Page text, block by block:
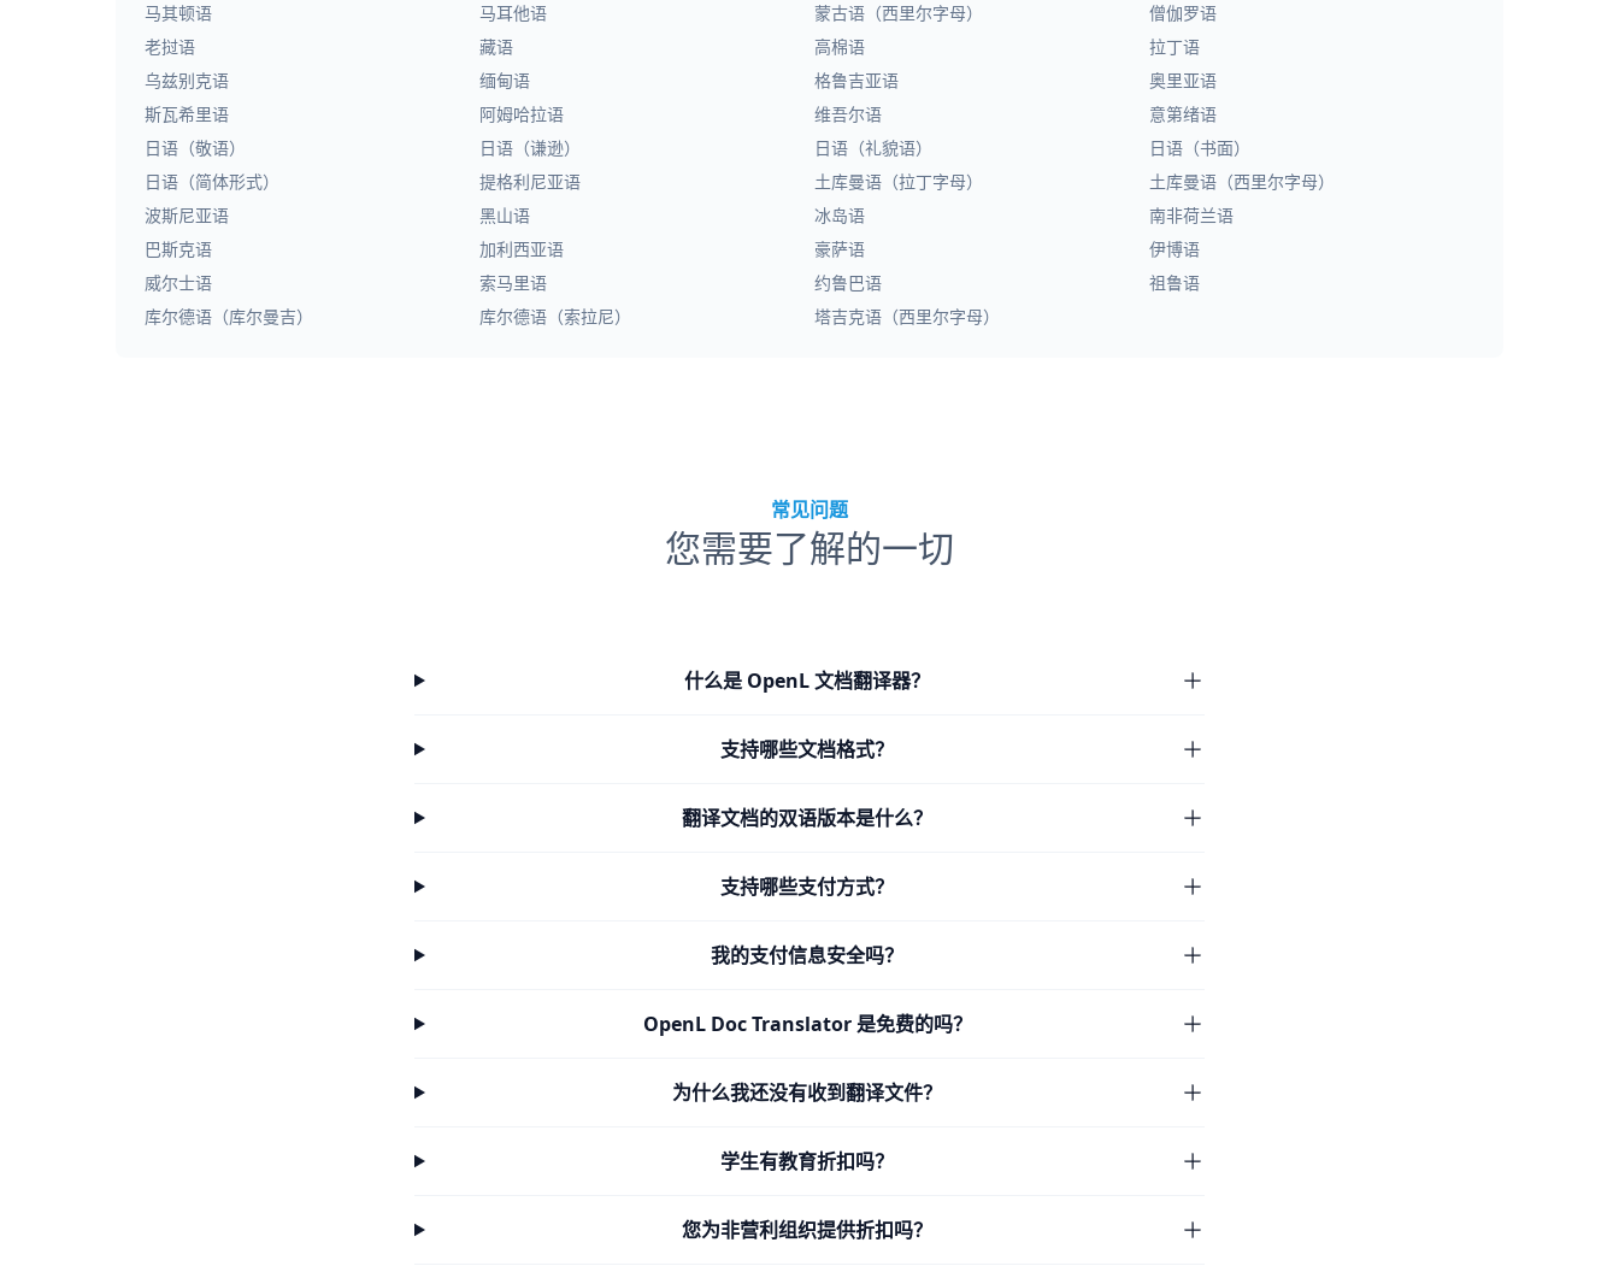
马其顿语
马耳他语 蒙古语（西里尔字母）
僧伽罗语
老挝语
藏语 高棉语
拉丁语
乌兹别克语
缅甸语 格鲁吉亚语
奥里亚语
斯瓦希里语
阿姆哈拉语 维吾尔语
意第绪语
日语（敬语）
日语（谦逊） 日语（礼貌语）
日语（书面）
日语（简体形式）
提格利尼亚语 土库曼语（拉丁字母）
土库曼语（西里尔字母）
波斯尼亚语
黑山语 冰岛语
南非荷兰语
巴斯克语
加利西亚语 豪萨语
伊博语
威尔士语
索马里语 约鲁巴语
祖鲁语
库尔德语（库尔曼吉）
库尔德语（索拉尼） 塔吉克语（西里尔字母）
常见问题
您需要了解的一切
什么是 OpenL 文档翻译器？
支持哪些文档格式？
翻译文档的双语版本是什么？
支持哪些支付方式？
我的支付信息安全吗？
OpenL Doc Translator 是免费的吗？
为什么我还没有收到翻译文件？
学生有教育折扣吗？
您为非营利组织提供折扣吗？